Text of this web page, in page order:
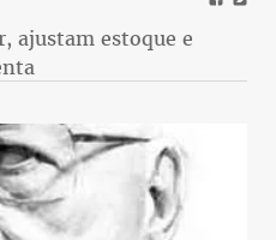
ajustam estoque e